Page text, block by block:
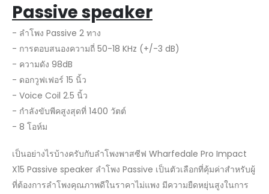
Passive speaker
- ลำโพง Passive 2 ทาง
- การตอบสนองความถี่ 50-18 KHz (+/-3 dB)
- ความดัง 98dB
- ดอกวูฟเฟอร์ 15 นิ้ว
- Voice Coil 2.5 นิ้ว
- กำลังขับพีคสูงสุดที่ 1400 วัตต์
- 8 โอห์ม
เป็นอย่างไรบ้างครับกับลำโพงพาสซีฟ Wharfedale Pro Impact
X15 Passive speaker ลำโพง Passive เป็นตัวเลือกที่คุ้มค่าสำหรับผู้
ที่ต้องการลำโพงคุณภาพดีในราคาไม่แพง มีความยืดหยุ่นสูงในการ